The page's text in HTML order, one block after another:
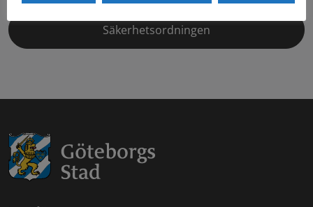
Säkerhetsordningen